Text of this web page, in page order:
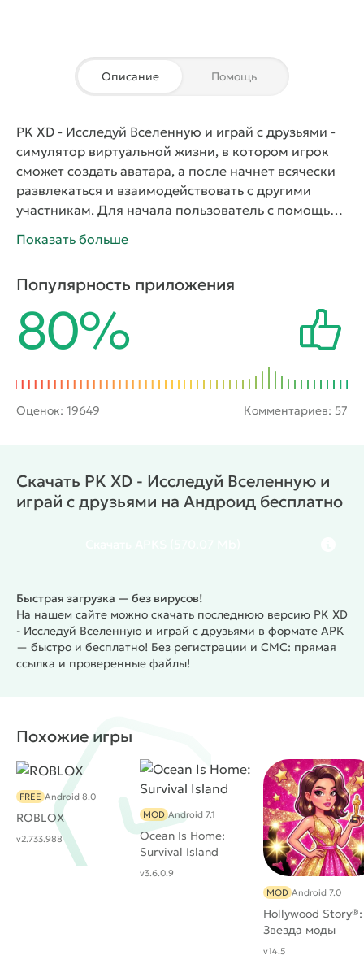
Описание Помощь
PK XD - Исследуй Вселенную и играй с друзьями -
симулятор виртуальной жизни, в котором игрок
сможет создать аватара, а после начнет всячески
развлекаться и взаимодействовать с другими
участникам. Для начала пользователь с помощью
уникальными чертами и одеждой. Далее персонаж
построить дом, завести друзей, зарабатывать
монетки и участвовать в интересных мини-играх.
Также у него появится шанс завести питомца.
Показать больше
Популярность приложения
80%
Оценок: 19649 Комментариев: 57
Скачать PK XD - Исследуй Вселенную и
играй с друзьями на Андроид бесплатно
Быстрая загрузка — без вирусов!
На нашем сайте можно скачать последнюю версию PK XD
- Исследуй Вселенную и играй с друзьями в формате APK
— быстро и бесплатно! Без регистрации и СМС: прямая
ссылка и проверенные файлы!
Похожие игры
ROBLOX
FREE Android 8.0
v2.733.988
Ocean Is Home:
Survival Island
MOD Android 7.1
v3.6.0.9
Hollywood Story®:
Звезда моды
MOD Android 7.0
v14.5